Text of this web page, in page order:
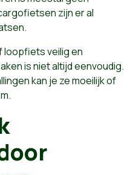
zijn er al
loopfiets veilig en
is niet altijd eenvoudig.
kan je ze moeilijk of